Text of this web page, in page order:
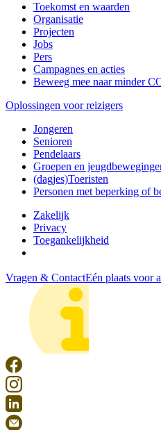
Toekomst en waarden
Organisatie
Projecten
Jobs
Pers
Campagnes en acties
Beweeg mee naar minder
Oplossingen voor reizigers
Jongeren
Senioren
Pendelaars
Groepen en
(dagjes)Toeristen
Personen met beperking of
Zakelijk
Privacy
Toegankelijkheid
Vragen & ContactEén plaats voor